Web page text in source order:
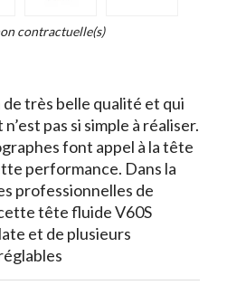
contractuelle(s)
de très belle qualité et qui
pas si simple à réaliser.
font appel à la tête
performance. Dans la
professionnelles de
tête fluide V60S
et de plusieurs